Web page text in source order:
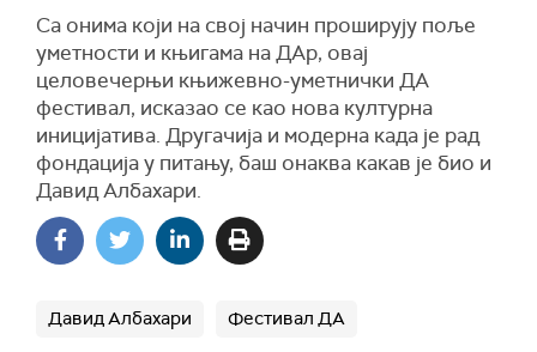
Са онима који на свој начин проширују поље
уметности и књигама на ДАр, овај
целовечерњи књижевно-уметнички ДА
фестивал, исказао се као нова културна
иницијатива. Другачија и модерна када је рад
фондација у питању, баш онаква какав је био и
Давид Албахари.
Давид Албахари Фестивал ДА